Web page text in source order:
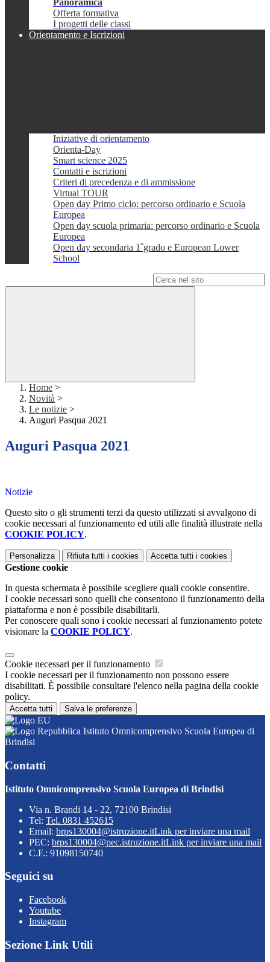
Panoramica
Offerta formativa
I progetti delle classi
Orientamento e Iscrizioni
Iniziative di orientamento
Orienta-Day
Smart science 2025
Contatti e iscrizioni
Criteri di precedenza e di ammissione
Virtual TOUR
Open day Primo ciclo: percorso ordinario e Scuola
Europea
Open day scuola primaria: percorso ordinario e Scuola
Europea
Open day secondaria 1ˆgrado e European Lower
School
Home >
Novità >
Le notizie >
Auguri Pasqua 2021
Auguri Pasqua 2021
Notizie
Questo sito o gli strumenti terzi da questo utilizzati si avvalgono di
cookie necessari al funzionamento ed utili alle finalità illustrate nella
COOKIE POLICY.
Personalizza Rifiuta tutti i cookies Accetta tutti i cookies
Gestione cookie
In questa schermata è possibile scegliere quali cookie consentire.
I cookie necessari sono quelli che consentono il funzionamento della
piattaforma e non è possibile disabilitarli.
Per conoscere quali sono i cookie necessari al funzionamento potete
visionare la COOKIE POLICY.
Cookie necessari per il funzionamento
I cookie necessari per il funzionamento non possono essere
disabilitati. È possibile consultare l'elenco nella pagina della cookie
policy.
Accetta tutti Salva le preferenze
Istituto Omnicomprensivo Scuola Europea di
Brindisi
Contatti
Istituto Omnicomprensivo Scuola Europea di Brindisi
Via n. Brandi 14 - 22, 72100 Brindisi
Tel: Tel. 0831 452615
Email: brps130004@istruzione.itLink per inviare una mail
PEC: brps130004@pec.istruzione.itLink per inviare una mail
C.F.: 91098150740
Seguici su
Facebook
Youtube
Instagram
Sezione Link Utili